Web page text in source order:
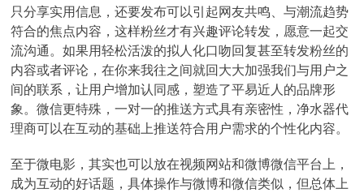
只分享实用信息，还要发布可以引起网友共鸣、与潮流趋势
符合的焦点内容，这样粉丝才有兴趣评论转发，愿意一起交
流沟通。如果用轻松活泼的拟人化口吻回复甚至转发粉丝的
内容或者评论，在你来我往之间就回大大加强我们与用户之
间的联系，让用户增加认同感，塑造了平易近人的品牌形
象。微信更特殊，一对一的推送方式具有亲密性，净水器代
理商可以在互动的基础上推送符合用户需求的个性化内容。
至于微电影，其实也可以放在视频网站和微博微信平台上，
成为互动的好话题，具体操作与微博和微信类似，但总体上